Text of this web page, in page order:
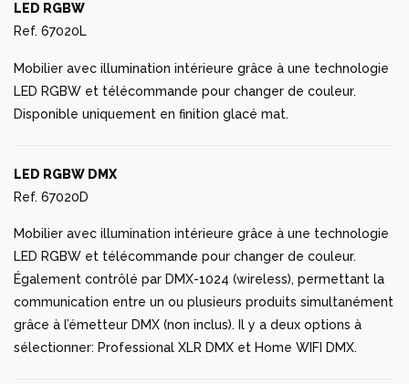
LED RGBW
Ref. 67020L
Mobilier avec illumination intérieure grâce à une technologie
LED RGBW et télécommande pour changer de couleur.
Disponible uniquement en finition glacé mat.
LED RGBW DMX
Ref. 67020D
Mobilier avec illumination intérieure grâce à une technologie
LED RGBW et télécommande pour changer de couleur.
Également contrôlé par DMX-1024 (wireless), permettant la
communication entre un ou plusieurs produits simultanément
grâce à l’émetteur DMX (non inclus). Il y a deux options à
sélectionner: Professional XLR DMX et Home WIFI DMX.